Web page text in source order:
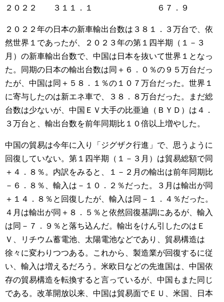
２０２２ ３１１．１ ６７．９
２０２２年の日本の新車輸出台数は３８１．３万台で、依
然世界１であったが、２０２３年の第１四半期（１－３
月）の新車輸出台数で、中国は日本を抜いて世界１となっ
た。同期の日本の輸出台数は同＋６．０％の９５万台だっ
たが、中国は同＋５８．１％の１０７万台だった。世界１
に寄与したのは新エネ車で、３８．８万台だった。まだ総
台数は少ないが、中国ＥＶ大手の比亜迪（ＢＹＤ）は４．
３万台と、輸出台数を前年同期比１０倍以上増やした。
中国の貿易は今年に入り「ジグザク行進」で、思うように
回復していない。第１四半期（１－３月）は貿易総額で同
＋４．８％。内訳をみると、１－２月の輸出は前年同期比
－６．８％、輸入は－１０．２％だった。３月は輸出が同
＋１４．８％と回復したが、輸入は同－１．４％だった。
４月は輸出が同＋８．５％と依然回復基調にあるが、輸入
は同－７．９％と落ち込んだ。輸出をけん引したのはＥ
Ｖ、リチウム蓄電池、太陽電池などであり、貿易構造は
徐々に変わりつつある。これから、製造業が回復するに従
い、輸入は増えるだろう。米欧日などの先進国は、中国依
存の貿易構造を転換すると言っているが、中国もまた同じ
である。改革開放以来、中国は貿易面でＥＵ、米国、日本